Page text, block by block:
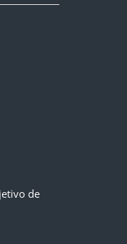
de